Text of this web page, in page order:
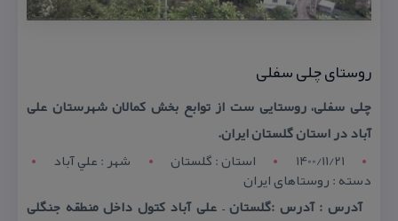
روستای چلی سفلی
چلی سفلی، روستایی ست از توابع بخش كمالان شهرستان علی
آباد در استان گلستان ایران.
1400/11/21
استان : گلستان شهر : علي آباد
دسته : روستاهای ایران
آدرس : آدرس :گلستان – علی آباد كتول داخل منطقه جنگلی